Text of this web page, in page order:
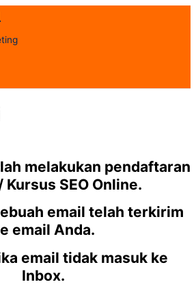
melakukan pendaftaran
Kursus SEO Online.
email telah terkirim
email Anda.
email tidak masuk ke
Inbox.